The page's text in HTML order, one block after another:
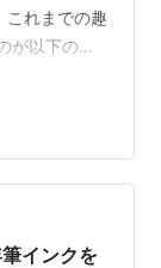
れまでの趣
が以下の表
氏による
2013/3/20
追加 32
インクを